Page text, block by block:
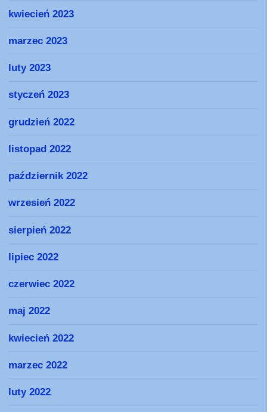
kwiecień 2023
marzec 2023
luty 2023
styczeń 2023
grudzień 2022
listopad 2022
październik 2022
wrzesień 2022
sierpień 2022
lipiec 2022
czerwiec 2022
maj 2022
kwiecień 2022
marzec 2022
luty 2022